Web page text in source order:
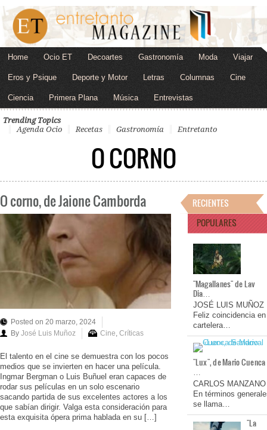
Home Ocio ET Decoartes Gastronomía Moda Viajar
Eros y Psique Deporte y Motor Letras Columnas Cine
Ciencia Primera Plana Música Entrevistas
Trending Topics
Agenda Ocio
Recetas Gastronomía Entretanto
O CORNO
O corno, de Jaione Camborda
Posted on 20 marzo, 2024
By José Luis Muñoz Cine, Críticas
El talento en el cine se demuestra con los pocos
medios que se invierten en hacer una película.
Ingmar Bergman o Luis Buñuel eran capaces de
rodar sus películas en un solo escenario
sacando partida de sus excelentes actores a los
que sabían dirigir. Valga esta consideración para
esta exquisita ópera prima hablada en su […]
RECIENTES
POPULARES
"Magallanes" de Lav
Dia…
JOSÉ LUIS MUÑOZ
Feliz coincidencia en
cartelera…
"Lux", de Mario Cuenca
…
CARLOS MANZANO
En términos
se llama…
"La